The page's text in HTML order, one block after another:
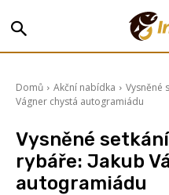
Domů Akční nabídka
Vysněné
Vágner chystá autogramiádu
Vysněné
rybáře: Jakub
autogramiádu